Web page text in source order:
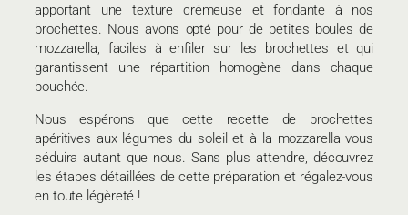
apportant une texture crémeuse et fondante à nos
brochettes. Nous avons opté pour de petites boules de
mozzarella, faciles à enfiler sur les brochettes et qui
garantissent une répartition homogène dans chaque
bouchée.
Nous espérons que cette recette de brochettes
apéritives aux légumes du soleil et à la mozzarella vous
séduira autant que nous. Sans plus attendre, découvrez
les étapes détaillées de cette préparation et régalez-vous
en toute légèreté !